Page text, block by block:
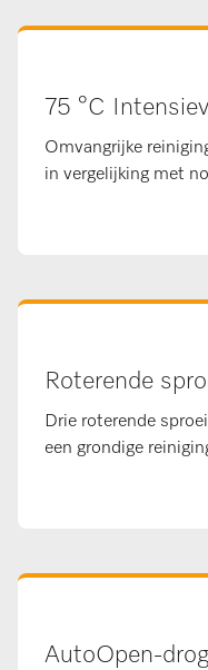
75 °C
Omvangrijke
in vergelijking met
Roterende
Drie roterende
een grondige
AutoOpen-